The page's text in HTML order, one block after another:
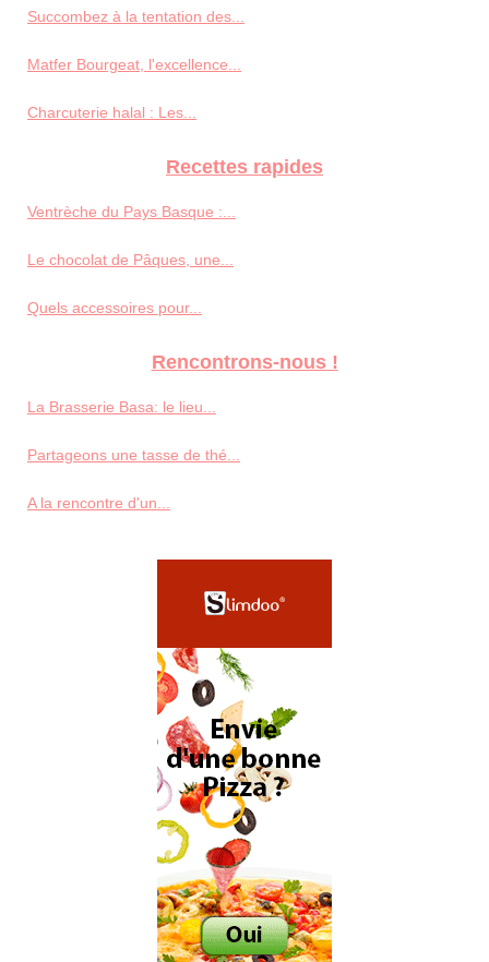
Succombez à la tentation des...
Matfer Bourgeat, l'excellence...
Charcuterie halal : Les...
Recettes rapides
Ventrèche du Pays Basque :...
Le chocolat de Pâques, une...
Quels accessoires pour...
Rencontrons-nous !
La Brasserie Basa: le lieu...
Partageons une tasse de thé...
A la rencontre d'un...